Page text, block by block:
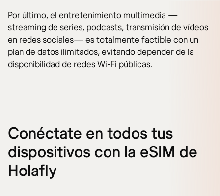
Por último, el entretenimiento multimedia —
streaming de series, podcasts, transmisión de vídeos
en redes sociales— es totalmente factible con un
plan de datos ilimitados, evitando depender de la
disponibilidad de redes Wi-Fi públicas.
Conéctate en todos tus
dispositivos con la eSIM de
Holafly